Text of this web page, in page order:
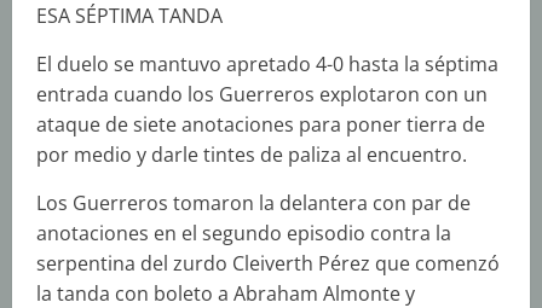
ESA SÉPTIMA TANDA
El duelo se mantuvo apretado 4-0 hasta la séptima
entrada cuando los Guerreros explotaron con un
ataque de siete anotaciones para poner tierra de
por medio y darle tintes de paliza al encuentro.
Los Guerreros tomaron la delantera con par de
anotaciones en el segundo episodio contra la
serpentina del zurdo Cleiverth Pérez que comenzó
la tanda con boleto a Abraham Almonte y